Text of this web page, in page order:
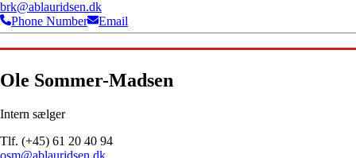
brk@ablauridsen.dk
Phone Number
Email
Ole Sommer-Madsen
Intern sælger
Tlf. (+45) 61 20 40 94